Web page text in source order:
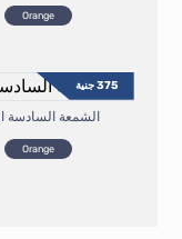
Orange
الشمعة السادسة
Orange
375جنية